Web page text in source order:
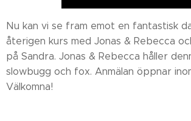
Nu kan vi se fram emot en fantastisk
återigen kurs med Jonas & Rebecca
på Sandra. Jonas & Rebecca håller
slowbugg och fox. Anmälan öppnar
Välkomna!